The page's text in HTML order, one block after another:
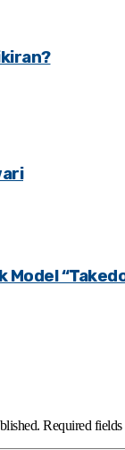
Model
Required fields